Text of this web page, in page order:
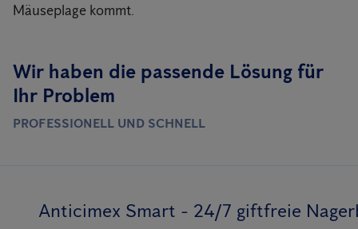
Mäuseplage kommt.
Wir haben die passende Lösung für
Ihr Problem
PROFESSIONELL UND SCHNELL
Anticimex Smart - 24/7 giftfreie